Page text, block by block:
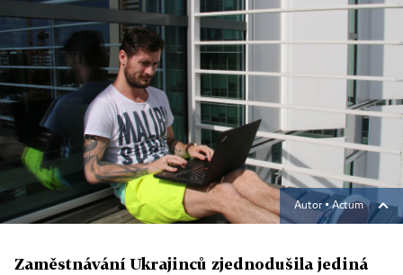
Autor ▪Actum
Zaměstnávání Ukrajinců zjednodušila jediná